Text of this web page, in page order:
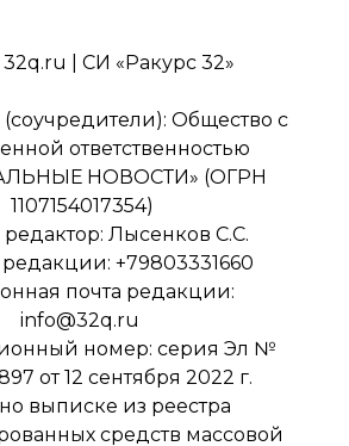
| СИ «Ракурс 32»
Общество с
ответственностью
НОВОСТИ» (ОГРН
1107154017354)
Лысенков С.С.
+79803331660
почта редакции:
info@32q.ru
номер: серия Эл №
от 12 сентября 2022 г.
выписке из реестра
средств массовой